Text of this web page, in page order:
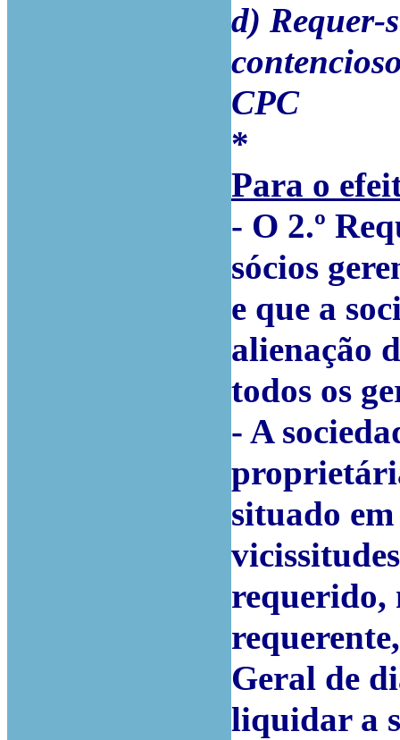
d) Requer-
CPC
*
Para o
- O 2.º
sócios
e que a
alienação
todos os
- A
situado
requerido,
Geral de
liquidar a